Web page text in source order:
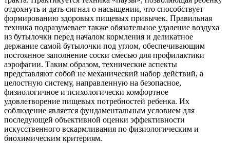
отдохнуть и дать сигнал о насыщении, что способствует
формированию здоровых пищевых привычек. Правильная
техника подразумевает также обязательное удаление воздуха
из бутылочки перед началом кормления и деликатное
держание самой бутылочки под углом, обеспечивающим
постоянное заполнение соски смесью для профилактики
аэрофагии. Таким образом, технические аспекты
представляют собой не механический набор действий, а
целостную систему, направленную на безопасное,
физиологичное и психологически комфортное
удовлетворение пищевых потребностей ребенка. Их
соблюдение является фундаментальным условием для
последующей объективной оценки эффективности
искусственного вскармливания по физиологическим и
биохимическим критериям.